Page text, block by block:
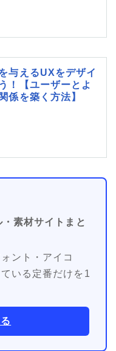
与えるUXをデザイ
！【ユーザーとよ
係を築く方法】
素材サイトまと
ント・アイコ
いる定番だけを1